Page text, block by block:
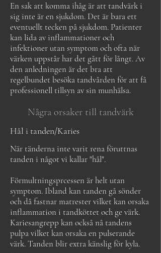
En sak att komma ihåg är att tandvärk i
sig inte är en sjukdom. Det är bara ett
eventuellt tecken på sjukdom. Patienter
kan lida av inflammationer och
infektioner utan symptom och ofta när
värken uppstår har det gått för långt.Av
den anledningen är det bra att
regelbundet besöka tandvården för att få
professionell tillsyn av sin munhälsa.
Några orsaker till tandvärk
Hål i tanden/Karies
När tänderna inte varit rena föruttnas
tanden i något vi kallar "hål".
Förmultningsprcessen är helt utan
symptom. Ibland kan tanden gå sönder
och då fastnar matrester vilket kan orsaka
inflammation i tandköttet och ge värk.
Kariesangrepp kan också nå tandens
pulpa vilket kan orsaka en pulserande
värk. Tanden blir extra känslig för kyla.